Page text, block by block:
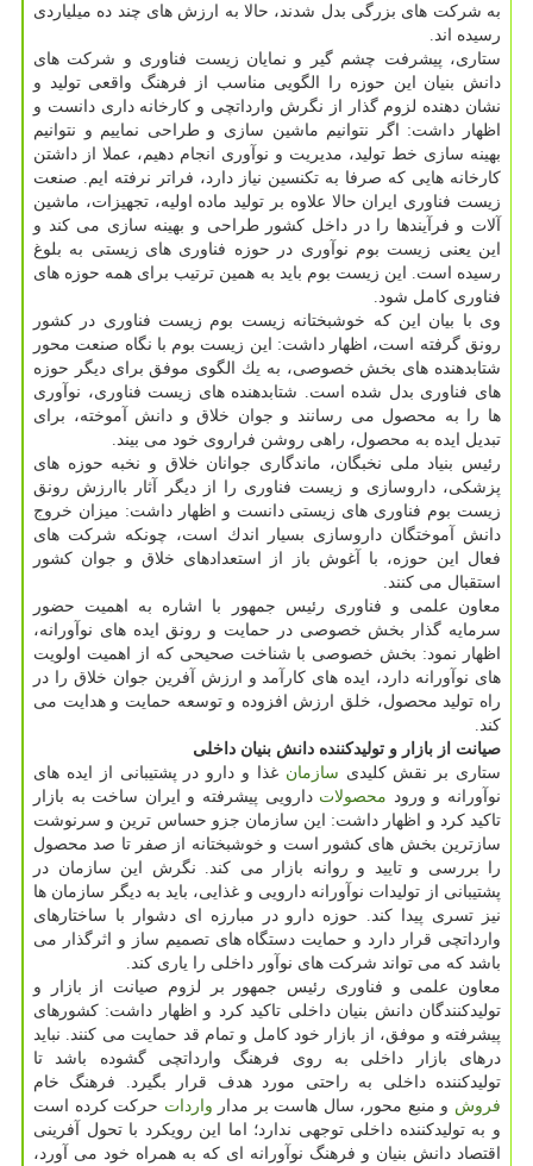
به شركت های بزرگی بدل شدند، حالا به ارزش های چند ده میلیاردی
رسیده اند.
ستاری، پیشرفت چشم گیر و نمایان زیست فناوری و شركت های
دانش بنیان این حوزه را الگویی مناسب از فرهنگ واقعی تولید و
نشان دهنده لزوم گذار از نگرش وارداتچی و كارخانه داری دانست و
اظهار داشت: اگر نتوانیم ماشین سازی و طراحی نماییم و نتوانیم
بهینه سازی خط تولید، مدیریت و نوآوری انجام دهیم، عملا از داشتن
كارخانه هایی كه صرفا به تكنسین نیاز دارد، فراتر نرفته ایم. صنعت
زیست فناوری ایران حالا علاوه بر تولید ماده اولیه، تجهیزات، ماشین
آلات و فرآیندها را در داخل كشور طراحی و بهینه سازی می كند و
این یعنی زیست بوم نوآوری در حوزه فناوری های زیستی به بلوغ
رسیده است. این زیست بوم باید به همین ترتیب برای همه حوزه های
فناوری كامل شود.
وی با بیان این كه خوشبختانه زیست بوم زیست فناوری در كشور
رونق گرفته است، اظهار داشت: این زیست بوم با نگاه صنعت محور
شتابدهنده های بخش خصوصی، به یك الگوی موفق برای دیگر حوزه
های فناوری بدل شده است. شتابدهنده های زیست فناوری، نوآوری
ها را به محصول می رسانند و جوان خلاق و دانش آموخته، برای
تبدیل ایده به محصول، راهی روشن فراروی خود می بیند.
رئیس بنیاد ملی نخبگان، ماندگاری جوانان خلاق و نخبه حوزه های
پزشكی، داروسازی و زیست فناوری را از دیگر آثار باارزش رونق
زیست بوم فناوری های زیستی دانست و اظهار داشت: میزان خروج
دانش آموختگان داروسازی بسیار اندك است، چونكه شركت های
فعال این حوزه، با آغوش باز از استعدادهای خلاق و جوان كشور
استقبال می كنند.
معاون علمی و فناوری رئیس جمهور با اشاره به اهمیت حضور
سرمایه گذار بخش خصوصی در حمایت و رونق ایده های نوآورانه،
اظهار نمود: بخش خصوصی با شناخت صحیحی كه از اهمیت اولویت
های نوآورانه دارد، ایده های كارآمد و ارزش آفرین جوان خلاق را در
راه تولید محصول، خلق ارزش افزوده و توسعه حمایت و هدایت می
كند.
صیانت از بازار و تولیدكننده دانش بنیان داخلی
ستاری بر نقش كلیدی سازمان غذا و دارو در پشتیبانی از ایده های
نوآورانه و ورود محصولات دارویی پیشرفته و ایران ساخت به بازار
تاكید كرد و اظهار داشت: این سازمان جزو حساس ترین و سرنوشت
سازترین بخش های كشور است و خوشبختانه از صفر تا صد محصول
را بررسی و تایید و روانه بازار می كند. نگرش این سازمان در
پشتیبانی از تولیدات نوآورانه دارویی و غذایی، باید به دیگر سازمان ها
نیز تسری پیدا كند. حوزه دارو در مبارزه ای دشوار با ساختارهای
وارداتچی قرار دارد و حمایت دستگاه های تصمیم ساز و اثرگذار می
باشد كه می تواند شركت های نوآور داخلی را یاری كند.
معاون علمی و فناوری رئیس جمهور بر لزوم صیانت از بازار و
تولیدكنندگان دانش بنیان داخلی تاكید كرد و اظهار داشت: كشورهای
پیشرفته و موفق، از بازار خود كامل و تمام قد حمایت می كنند. نباید
درهای بازار داخلی به روی فرهنگ وارداتچی گشوده باشد تا
تولیدكننده داخلی به راحتی مورد هدف قرار بگیرد. فرهنگ خام
فروش و منبع محور، سال هاست بر مدار واردات حركت كرده است
و به تولیدكننده داخلی توجهی ندارد؛ اما این رویكرد با تحول آفرینی
اقتصاد دانش بنیان و فرهنگ نوآورانه ای كه به همراه خود می آورد،